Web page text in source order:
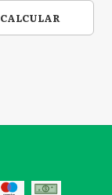
CALCULAR